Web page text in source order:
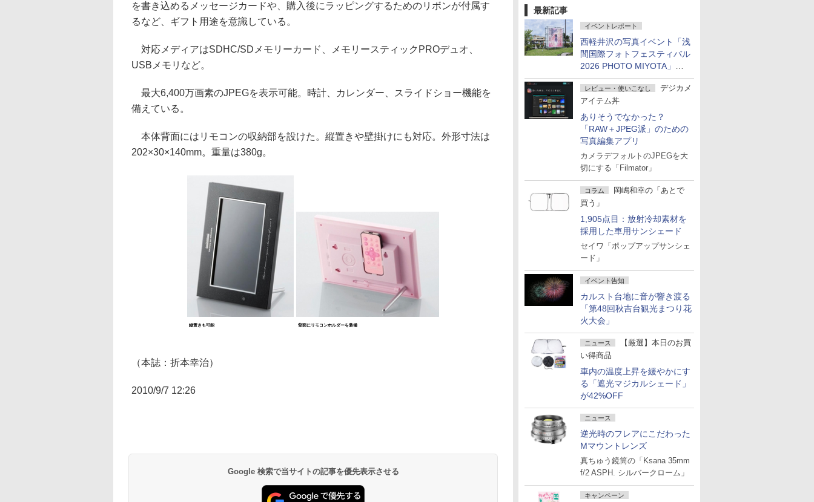
最新記事
イベントレポート
西軽井沢の写真イベント「浅
間国際フォトフェスティバル
2026 PHOTO MIYOTA」が
開幕
レビュー・使いこなし
デジカメ
アイテム丼
ありそうでなかった？
「RAW＋JPEG派」のための
写真編集アプリ
カメラデフォルトのJPEGを大
切にする「Filmator」
コラム
岡嶋和幸の「あとで
買う」
1,905点目：放射冷却素材を
採用した車用サンシェード
セイワ「ポップアップサンシェ
ード」
イベント告知
カルスト台地に音が響き渡る
「第48回秋吉台観光まつり花
火大会」
ニュース
【厳選】本日のお買
い得商品
車内の温度上昇を緩やかにす
る「遮光マジカルシェード」
が42%OFF
ニュース
逆光時のフレアにこだわった
Mマウントレンズ
真ちゅう鏡筒の「Ksana 35mm
f/2 ASPH. シルバークローム」
キャンペーン
を書き込めるメッセージカードや、購入後にラッピングするためのリボンが付属す
るなど、ギフト用途を意識している。
対応メディアはSDHC/SDメモリーカード、メモリースティックPROデュオ、
USBメモリなど。
最大6,400万画素のJPEGを表示可能。時計、カレンダー、スライドショー機能を
備えている。
本体背面にはリモコンの収納部を設けた。縦置きや壁掛けにも対応。外形寸法は
202×30×140mm。重量は380g。
縦置きも可能 背面にリモコンホルダーを装備
（本誌：折本幸治）
2010/9/7 12:26
Google 検索で当サイトの記事を優先表示させる